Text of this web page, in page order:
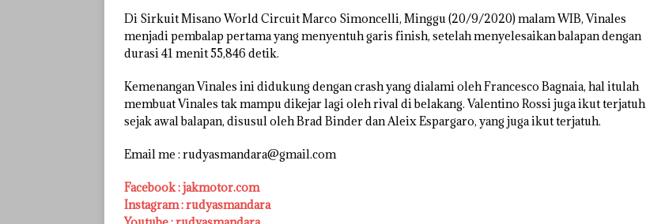
Di Sirkuit Misano World Circuit Marco Simoncelli, Minggu (20/9/2020) malam WIB, Vinales
menjadi pembalap pertama yang menyentuh garis finish, setelah menyelesaikan balapan dengan
durasi 41 menit 55,846 detik.
Kemenangan Vinales ini didukung dengan crash yang dialami oleh Francesco Bagnaia, hal itulah
membuat Vinales tak mampu dikejar lagi oleh rival di belakang. Valentino Rossi juga ikut terjatuh
sejak awal balapan, disusul oleh Brad Binder dan Aleix Espargaro, yang juga ikut terjatuh.
Email me : rudyasmandara@gmail.com
Facebook : jakmotor.com
Instagram : rudyasmandara